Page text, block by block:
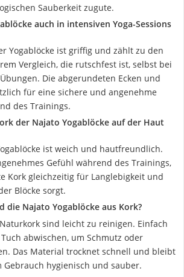
Sauberkeit zugute.
auch in intensiven Yoga-Sessions
Yogablöcke ist griffig und zählt zu den
Vergleich, die rutschfest ist, selbst bei
Die abgerundeten Ecken und
für eine sichere und angenehme
des Trainings.
der Najato Yogablöcke auf der Haut
ist weich und hautfreundlich.
Gefühl während des Trainings,
Kork gleichzeitig für Langlebigkeit und
Blöcke sorgt.
die Najato Yogablöcke aus Kork?
sind leicht zu reinigen. Einfach
abwischen, um Schmutz oder
Das Material trocknet schnell und bleibt
Gebrauch hygienisch und sauber.